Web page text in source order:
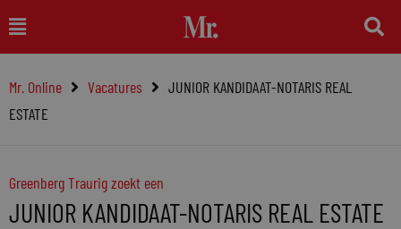
naar
inhoud
Main
Menu
Mr. Online Vacatures
JUNIOR KANDIDAAT-NOTARIS REAL
ESTATE
Greenberg Traurig zoekt een
JUNIOR KANDIDAAT-NOTARIS REAL ESTATE